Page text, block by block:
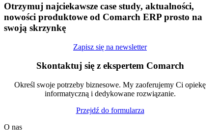
Otrzymuj najciekawsze case study, aktualności,
nowości produktowe od Comarch ERP prosto na
swoją skrzynkę
Zapisz się na newsletter
Skontaktuj się z ekspertem Comarch
Określ swoje potrzeby biznesowe. My zaoferujemy Ci opiekę
informatyczną i dedykowane rozwiązanie.
Przejdź do formularza
O nas